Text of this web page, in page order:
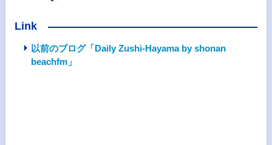
Link
以前のブログ「Daily Zushi-Hayama by shonan
beachfm」